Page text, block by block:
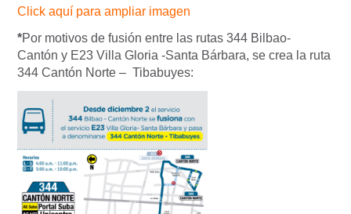
Click aquí para ampliar imagen
*Por motivos de fusión entre las rutas 344 Bilbao-
Cantón y E23 Villa Gloria -Santa Bárbara, se crea la ruta
344 Cantón Norte – Tibabuyes: